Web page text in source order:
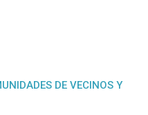
DE VECINOS Y